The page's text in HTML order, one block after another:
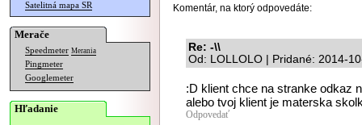
Satelitná mapa SR
Merače
Speedmeter Merania
Pingmeter
Googlemeter
Hľadanie
Komentár, na ktorý odpovedáte:
Re: -\\
Od: LOLLOLO | Pridané: 2014-
:D klient chce na stranke odkaz
alebo tvoj klient je materska
Odpovedať